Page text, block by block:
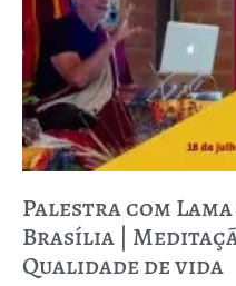
Palestra com Lama
Brasília |
Qualidade de vida